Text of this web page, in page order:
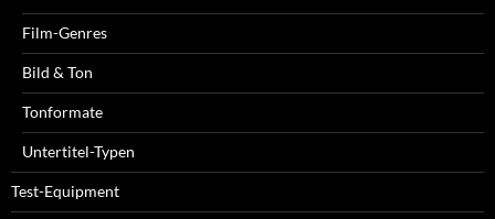
Film-Genres
Bild & Ton
Tonformate
Untertitel-Typen
Test-Equipment